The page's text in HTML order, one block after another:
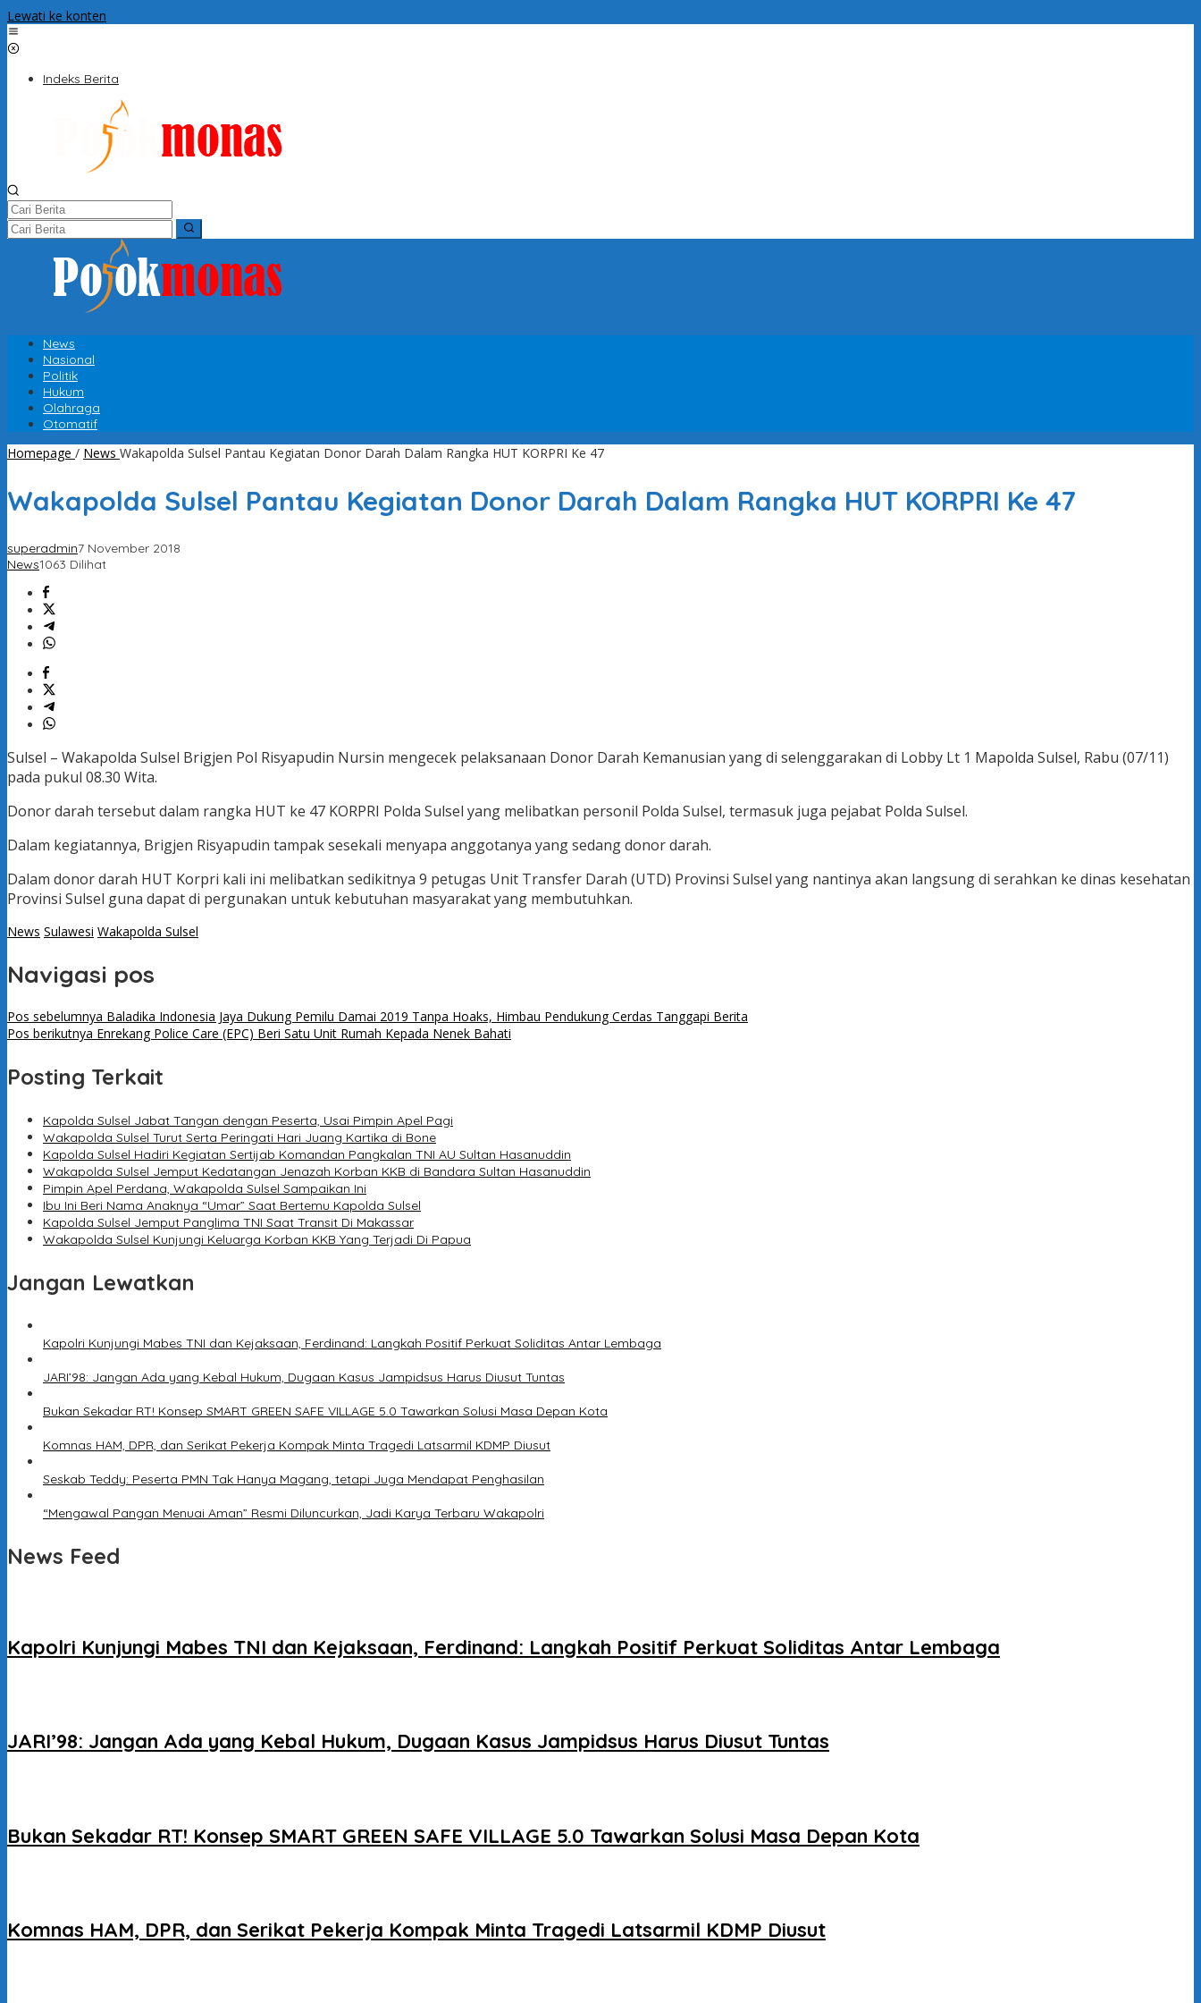
Lewati ke konten
Indeks Berita
News
Nasional
Politik
Hukum
Olahraga
Otomatif
Homepage / News Wakapolda Sulsel Pantau Kegiatan Donor Darah Dalam Rangka HUT KORPRI Ke 47
Wakapolda Sulsel Pantau Kegiatan Donor Darah Dalam Rangka HUT KORPRI Ke 47
superadmin7 November 2018
News1063 Dilihat
Sulsel – Wakapolda Sulsel Brigjen Pol Risyapudin Nursin mengecek pelaksanaan Donor Darah Kemanusian yang di selenggarakan di Lobby Lt 1 Mapolda Sulsel, Rabu (07/11)
pada pukul 08.30 Wita.
Donor darah tersebut dalam rangka HUT ke 47 KORPRI Polda Sulsel yang melibatkan personil Polda Sulsel, termasuk juga pejabat Polda Sulsel.
Dalam kegiatannya, Brigjen Risyapudin tampak sesekali menyapa anggotanya yang sedang donor darah.
Dalam donor darah HUT Korpri kali ini melibatkan sedikitnya 9 petugas Unit Transfer Darah (UTD) Provinsi Sulsel yang nantinya akan langsung di serahkan ke dinas kesehatan
Provinsi Sulsel guna dapat di pergunakan untuk kebutuhan masyarakat yang membutuhkan.
News Sulawesi Wakapolda Sulsel
Navigasi pos
Pos sebelumnya Baladika Indonesia Jaya Dukung Pemilu Damai 2019 Tanpa Hoaks, Himbau Pendukung Cerdas Tanggapi Berita
Pos berikutnya Enrekang Police Care (EPC) Beri Satu Unit Rumah Kepada Nenek Bahati
Posting Terkait
Kapolda Sulsel Jabat Tangan dengan Peserta, Usai Pimpin Apel Pagi
Wakapolda Sulsel Turut Serta Peringati Hari Juang Kartika di Bone
Kapolda Sulsel Hadiri Kegiatan Sertijab Komandan Pangkalan TNI AU Sultan Hasanuddin
Wakapolda Sulsel Jemput Kedatangan Jenazah Korban KKB di Bandara Sultan Hasanuddin
Pimpin Apel Perdana, Wakapolda Sulsel Sampaikan Ini
Ibu Ini Beri Nama Anaknya “Umar” Saat Bertemu Kapolda Sulsel
Kapolda Sulsel Jemput Panglima TNI Saat Transit Di Makassar
Wakapolda Sulsel Kunjungi Keluarga Korban KKB Yang Terjadi Di Papua
Jangan Lewatkan
Kapolri Kunjungi Mabes TNI dan Kejaksaan, Ferdinand: Langkah Positif Perkuat Soliditas Antar Lembaga
JARI’98: Jangan Ada yang Kebal Hukum, Dugaan Kasus Jampidsus Harus Diusut Tuntas
Bukan Sekadar RT! Konsep SMART GREEN SAFE VILLAGE 5.0 Tawarkan Solusi Masa Depan Kota
Komnas HAM, DPR, dan Serikat Pekerja Kompak Minta Tragedi Latsarmil KDMP Diusut
Seskab Teddy: Peserta PMN Tak Hanya Magang, tetapi Juga Mendapat Penghasilan
“Mengawal Pangan Menuai Aman” Resmi Diluncurkan, Jadi Karya Terbaru Wakapolri
News Feed
Kapolri Kunjungi Mabes TNI dan Kejaksaan, Ferdinand: Langkah Positif Perkuat Soliditas Antar Lembaga
JARI’98: Jangan Ada yang Kebal Hukum, Dugaan Kasus Jampidsus Harus Diusut Tuntas
Bukan Sekadar RT! Konsep SMART GREEN SAFE VILLAGE 5.0 Tawarkan Solusi Masa Depan Kota
Komnas HAM, DPR, dan Serikat Pekerja Kompak Minta Tragedi Latsarmil KDMP Diusut